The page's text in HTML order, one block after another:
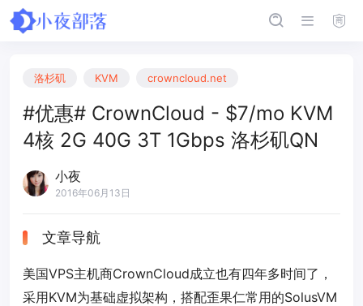
洛杉矶 KVM crowncloud.net
#优惠# CrownCloud - $7/mo KVM
4核 2G 40G 3T 1Gbps 洛杉矶QN
小夜
2016年06月13日
文章导航
美国VPS主机商CrownCloud成立也有四年多时间了，
采用KVM为基础虚拟架构，搭配歪果仁常用的SolusVM